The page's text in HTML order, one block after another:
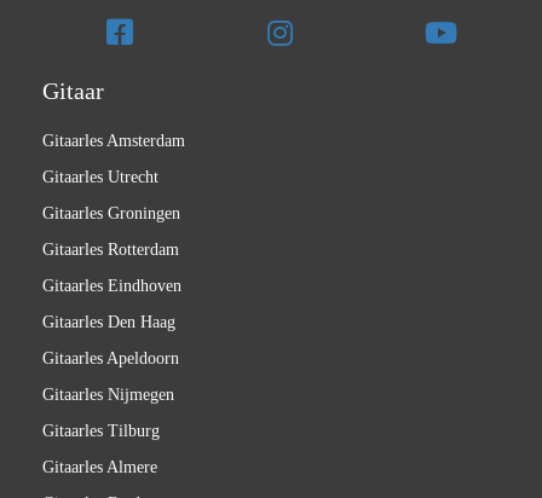
Gitaar
Gitaarles Amsterdam
Gitaarles Utrecht
Gitaarles Groningen
Gitaarles Rotterdam
Gitaarles Eindhoven
Gitaarles Den Haag
Gitaarles Apeldoorn
Gitaarles Nijmegen
Gitaarles Tilburg
Gitaarles Almere